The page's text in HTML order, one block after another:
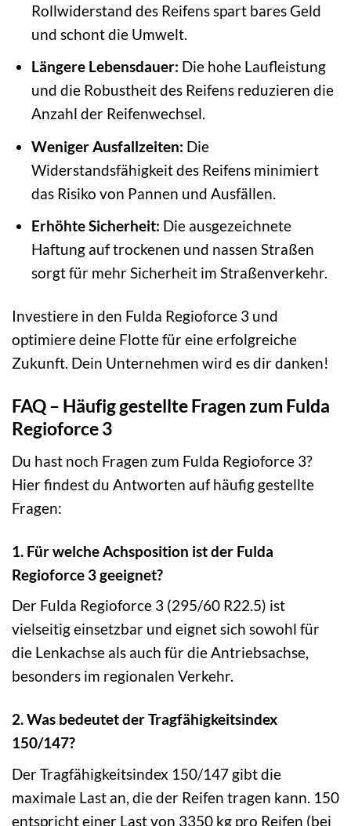
Rollwiderstand des Reifens spart bares Geld
und schont die Umwelt.
Längere Lebensdauer: Die hohe Laufleistung
und die Robustheit des Reifens reduzieren die
Anzahl der Reifenwechsel.
Weniger Ausfallzeiten: Die
Widerstandsfähigkeit des Reifens minimiert
das Risiko von Pannen und Ausfällen.
Erhöhte Sicherheit: Die ausgezeichnete
Haftung auf trockenen und nassen Straßen
sorgt für mehr Sicherheit im Straßenverkehr.
Investiere in den Fulda Regioforce 3 und
optimiere deine Flotte für eine erfolgreiche
Zukunft. Dein Unternehmen wird es dir danken!
FAQ – Häufig gestellte Fragen zum Fulda
Regioforce 3
Du hast noch Fragen zum Fulda Regioforce 3?
Hier findest du Antworten auf häufig gestellte
Fragen:
1. Für welche Achsposition ist der Fulda
Regioforce 3 geeignet?
Der Fulda Regioforce 3 (295/60 R22.5) ist
vielseitig einsetzbar und eignet sich sowohl für
die Lenkachse als auch für die Antriebsachse,
besonders im regionalen Verkehr.
2. Was bedeutet der Tragfähigkeitsindex
150/147?
Der Tragfähigkeitsindex 150/147 gibt die
maximale Last an, die der Reifen tragen kann. 150
entspricht einer Last von 3350 kg pro Reifen (bei